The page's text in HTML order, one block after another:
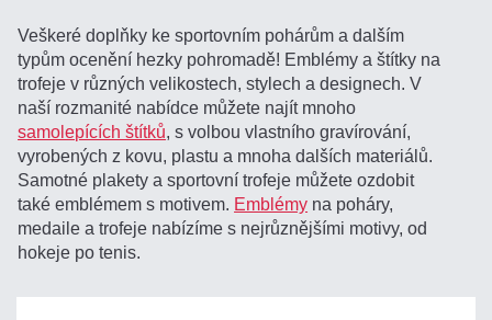
Veškeré doplňky ke sportovním pohárům a dalším
typům ocenění hezky pohromadě! Emblémy a štítky na
trofeje v různých velikostech, stylech a designech. V
naší rozmanité nabídce můžete najít mnoho
samolepících štítků, s volbou vlastního gravírování,
vyrobených z kovu, plastu a mnoha dalších materiálů.
Samotné plakety a sportovní trofeje můžete ozdobit
také emblémem s motivem. Emblémy na poháry,
medaile a trofeje nabízíme s nejrůznějšími motivy, od
hokeje po tenis.